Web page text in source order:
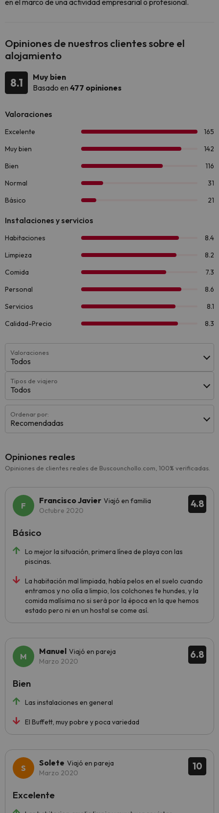
en el marco de una actividad empresarial o profesional.
Opiniones de nuestros clientes sobre el
alojamiento
8.1
Muy bien
Basado en 477 opiniones
Valoraciones
Todos
Tipos de viajero
Todos
Ordenar por:
Recomendadas
Opiniones reales
Opiniones de clientes reales de Buscounchollo.com, 100% verificadas.
4.8
Francisco Javier Viajó en familia
Octubre 2020
Lo mejor la situación, primera línea de playa con las
piscinas.
La habitación mal limpiada, había pelos en el suelo cuando
entramos y no olía a limpio, los colchones te hundes, y la
comida malísima no si será por la época en la que hemos
estado pero ni en un hostal se come así.
Básico
6.8
Manuel Viajó en pareja
Marzo 2020
Las instalaciones en general
El Buffett, muy pobre y poca variedad
Bien
10
Solete Viajó en pareja
Marzo 2020
Excelente